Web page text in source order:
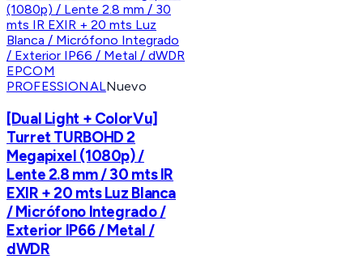
EPCOM
PROFESSIONALNuevo
[Dual Light + ColorVu]
Turret TURBOHD 2
Megapixel (1080p) /
Lente 2.8 mm / 30 mts IR
EXIR + 20 mts Luz Blanca
/ Micrófono Integrado /
Exterior IP66 / Metal /
dWDR